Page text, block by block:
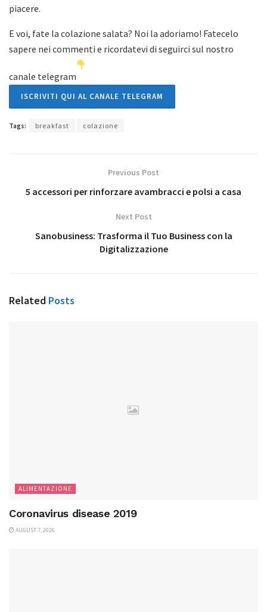
piacere.
E voi, fate la colazione salata? Noi la adoriamo! Fatecelo
sapere nei commenti e ricordatevi di seguirci sul nostro
canale telegram
ISCRIVITI QUI AL CANALE TELEGRAM
Tags: breakfast colazione
Previous Post
5 accessori per rinforzare avambracci e polsi a casa
Next Post
Sanobusiness: Trasforma il Tuo Business con la
Digitalizzazione
Related Posts
ALIMENTAZIONE
Coronavirus disease 2019
AUGUST 7, 2026